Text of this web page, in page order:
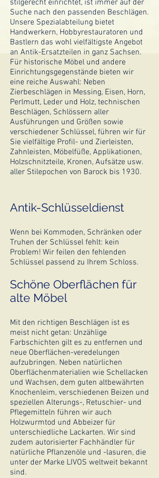
stilgerecht einrichtet, ist immer auf der
Suche nach den passenden Beschlägen.
Unsere Spezialabteilung bietet
Handwerkern, Hobbyrestauratoren und
Bastlern das wohl vielfältigste Angebot
an Antik-Ersatzteilen in ganz Sachsen.
Für historische Möbel und andere
Einrichtungsgegenstände bieten wir
eine reiche Auswahl: Neben
Zierbeschlägen in Messing, Eisen, Horn,
Perlmutt, Leder und Holz, technischen
Beschlägen, Schlössern aller
Ausführungen und Größen sowie
verschiedener Schlüssel, führen wir für
Sie vielfältige Profil- und Zierleisten,
Zahnleisten, Möbelfüße, Applikationen,
Holzschnitzteile, Kronen, Aufsätze usw.
aller Stilepochen von Barock bis 1930.
Antik-Schlüsseldienst
Wenn bei Kommoden, Schränken oder
Truhen der Schlüssel fehlt: kein
Problem! Wir feilen den fehlenden
Schlüssel passend zu Ihrem Schloss.
Schöne Oberflächen für
alte Möbel
Mit den richtigen Beschlägen ist es
meist nicht getan: Unzählige
Farbschichten gilt es zu entfernen und
neue Oberflächen-veredelungen
aufzubringen. Neben natürlichen
Oberflächenmaterialien wie Schellacken
und Wachsen, dem guten altbewährten
Knochenleim, verschiedenen Beizen und
speziellen Alterungs-, Retuschier- und
Pflegemitteln führen wir auch
Holzwurmtod und Abbeizer für
unterschiedliche Lackarten. Wir sind
zudem autorisierter Fachhändler für
natürliche Pflanzenöle und -lasuren, die
unter der Marke LIVOS weltweit bekannt
sind.